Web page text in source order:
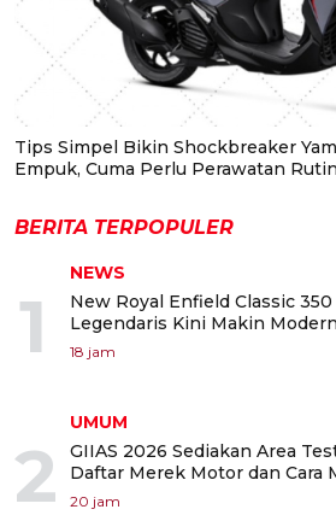
Tips Simpel Bikin Shockbreaker
Empuk, Cuma Perlu Perawatan
BERITA TERPOPULER
1
NEWS
New Royal Enfield Classic
Legendaris Kini Makin
18 jam
2
UMUM
GIIAS 2026 Sediakan Area
Daftar Merek Motor dan Cara
20 jam